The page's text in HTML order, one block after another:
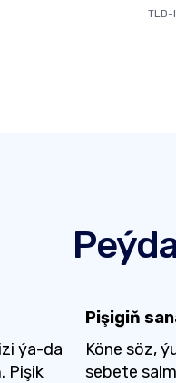
ýa-da
Pişik
Pişigiň
Köne söz,
sebete